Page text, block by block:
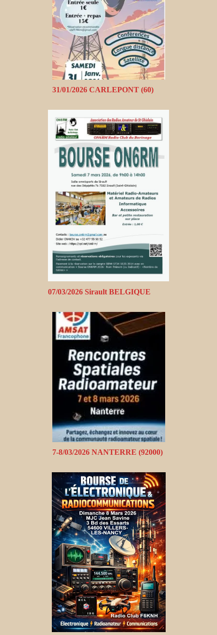
31/01/2026 CARLEPONT (60)
07/03/2026 Sirault BELGIQUE
7-8/03/2026 NANTERRE (92000)